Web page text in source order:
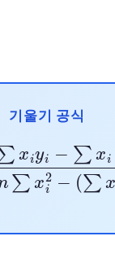
기울기 공식
−∑x i∑ ∑x i2